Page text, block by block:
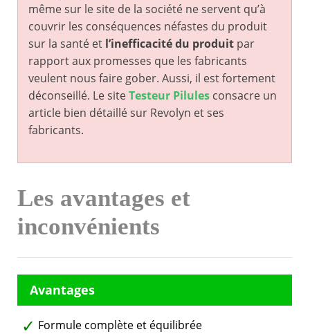
même sur le site de la société ne servent qu’à
couvrir les conséquences néfastes du produit
sur la santé et l’inefficacité du produit par
rapport aux promesses que les fabricants
veulent nous faire gober. Aussi, il est fortement
déconseillé. Le siteTesteur Pilules consacre un
article bien détaillé sur Revolyn et ses
fabricants.
Les avantages et
inconvénients
Formule complète et équilibrée